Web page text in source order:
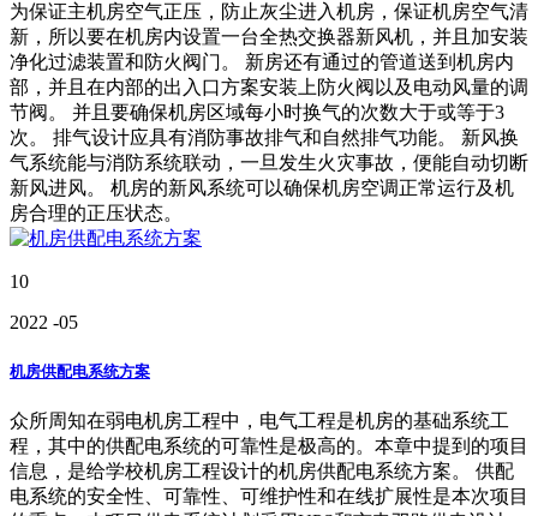
为保证主机房空气正压，防止灰尘进入机房，保证机房空气清
新，所以要在机房内设置一台全热交换器新风机，并且加安装
净化过滤装置和防火阀门。 新房还有通过的管道送到机房内
部，并且在内部的出入口方案安装上防火阀以及电动风量的调
节阀。 并且要确保机房区域每小时换气的次数大于或等于3
次。 排气设计应具有消防事故排气和自然排气功能。 新风换
气系统能与消防系统联动，一旦发生火灾事故，便能自动切断
新风进风。 机房的新风系统可以确保机房空调正常运行及机
房合理的正压状态。
10
2022 -05
机房供配电系统方案
众所周知在弱电机房工程中，电气工程是机房的基础系统工
程，其中的供配电系统的可靠性是极高的。本章中提到的项目
信息，是给学校机房工程设计的机房供配电系统方案。 供配
电系统的安全性、可靠性、可维护性和在线扩展性是本次项目